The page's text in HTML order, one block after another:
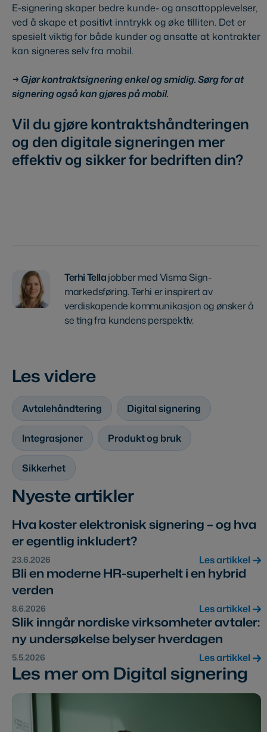
E-signering skaper bedre kunde- og ansattopplevelser,
ved å skape et positivt inntrykk og øke tilliten. Det er
spesielt viktig for både kunder og ansatte at kontrakter
kan signeres selv fra mobil.
→ Gjør kontraktsignering enkel og smidig. Sørg for at
signering også kan gjøres på mobil.
Vil du gjøre kontraktshåndteringen
og den digitale signeringen mer
effektiv og sikker for bedriften din?
Terhi Tellajobber med Visma Sign-
markedsføring. Terhi er inspirert av
verdiskapende kommunikasjon og ønsker å
se ting fra kundens perspektiv.
Les videre
Avtalehåndtering Digital signering
Integrasjoner Produkt og bruk
Sikkerhet
Nyeste artikler
Hva koster elektronisk signering – og hva
er egentlig inkludert?
23.6.2026 Les artikkel
Bli en moderne HR-superhelt i en hybrid
verden
8.6.2026 Les artikkel
Slik inngår nordiske virksomheter avtaler:
ny undersøkelse belyser hverdagen
5.5.2026 Les artikkel
Les mer om Digital signering